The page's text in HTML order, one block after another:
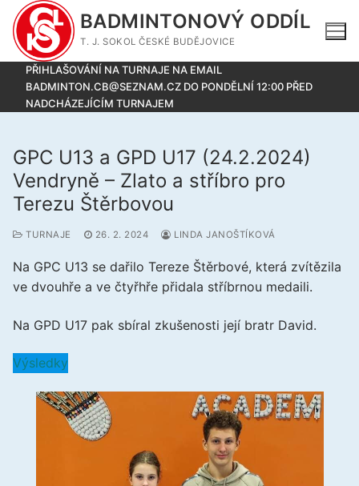
Přeskočit
na
obsah
BADMINTONOVÝ ODDÍL
T. J. SOKOL ČESKÉ BUDĚJOVICE
PŘIHLAŠOVÁNÍ NA TURNAJE NA EMAIL
BADMINTON.CB@SEZNAM.CZ DO PONDĚLNÍ 12:00 PŘED
NADCHÁZEJÍCÍM TURNAJEM
GPC U13 a GPD U17 (24.2.2024)
Vendryně – Zlato a stříbro pro
Terezu Štěrbovou
TURNAJE 26. 2. 2024 LINDA JANOŠTÍKOVÁ
Na GPC U13 se dařilo Tereze Štěrbové, která zvítězila
ve dvouhře a ve čtyřhře přidala stříbrnou medaili.
Na GPD U17 pak sbíral zkušenosti její bratr David.
Výsledky